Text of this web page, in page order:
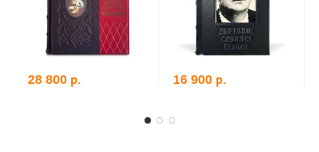
28 800 р. 16 900 р.
корзину В корзину